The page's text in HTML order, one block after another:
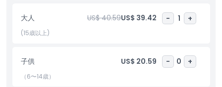
特の方法を提供します。ハンズオンのチャレンジゾーンで、自分の
ラグビースキルを試し、プロのようにキック、パス、タックルがで
察を与えてくれます。すべての年齢層の訪問者にとって楽しく教育
大人 US$ 40.59US$ 39.42 - 1 +
(15歳以上)
子供 US$ 20.59 - 0 +
（6〜14歳）